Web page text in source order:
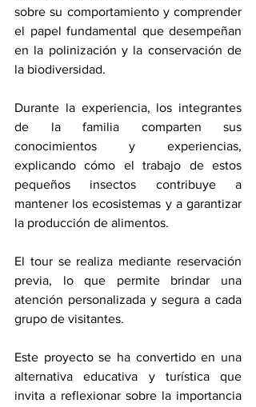
sobre su comportamiento y comprender
el papel fundamental que desempeñan
en la polinización y la conservación de
la biodiversidad.
Durante la experiencia, los integrantes
de la familia comparten sus
conocimientos y experiencias,
explicando cómo el trabajo de estos
pequeños insectos contribuye a
mantener los ecosistemas y a garantizar
la producción de alimentos.
El tour se realiza mediante reservación
previa, lo que permite brindar una
atención personalizada y segura a cada
grupo de visitantes.
Este proyecto se ha convertido en una
alternativa educativa y turística que
invita a reflexionar sobre la importancia